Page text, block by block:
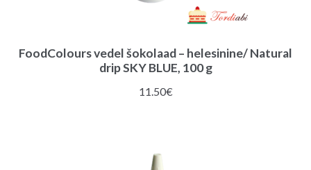
FoodColours vedel šokolaad – helesinine/ Natural
drip SKY BLUE, 100 g
11.50€